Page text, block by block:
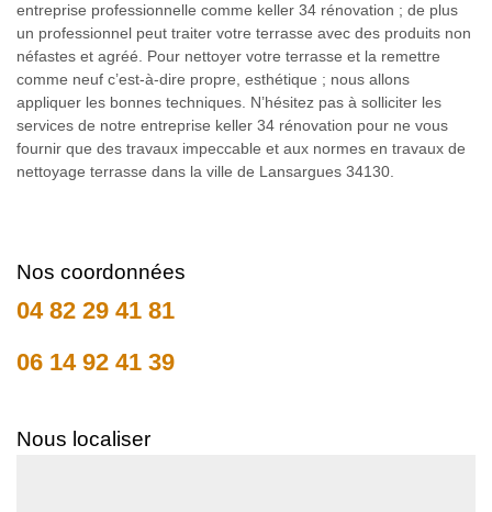
entreprise professionnelle comme keller 34 rénovation ; de plus
un professionnel peut traiter votre terrasse avec des produits non
néfastes et agréé. Pour nettoyer votre terrasse et la remettre
comme neuf c’est-à-dire propre, esthétique ; nous allons
appliquer les bonnes techniques. N’hésitez pas à solliciter les
services de notre entreprise keller 34 rénovation pour ne vous
fournir que des travaux impeccable et aux normes en travaux de
nettoyage terrasse dans la ville de Lansargues 34130.
Nos coordonnées
04 82 29 41 81
06 14 92 41 39
Nous localiser